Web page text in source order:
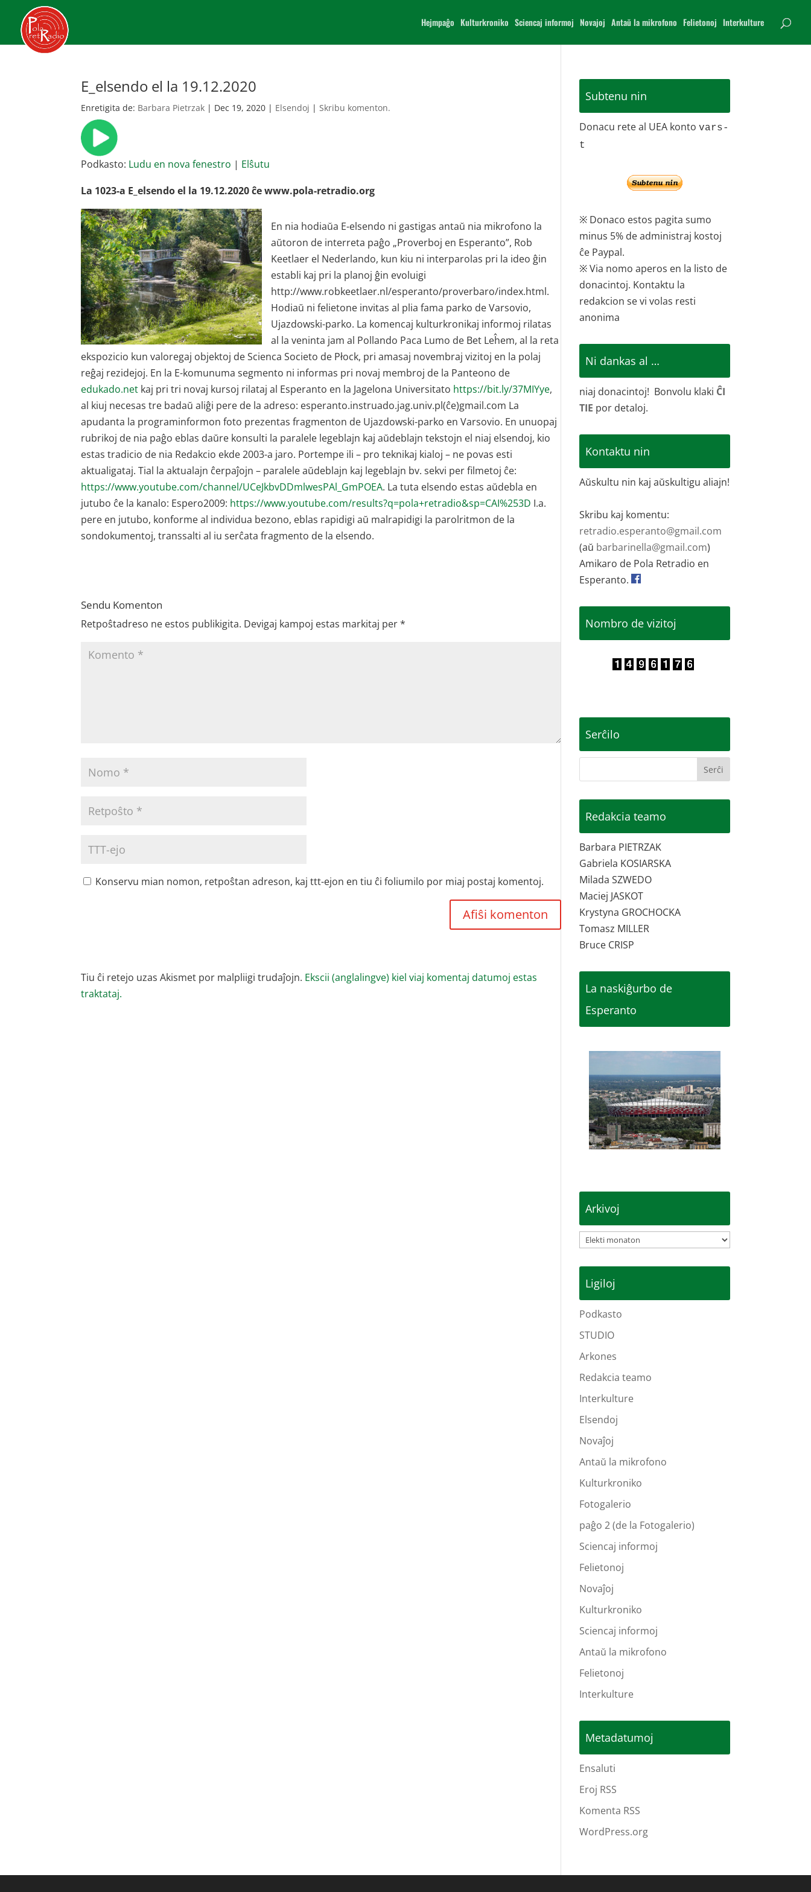
Hejmpaĝo Kulturkroniko Sciencaj informoj Novajoj Antaŭ la mikrofono Felietonoj Interkulture
E_elsendo el la 19.12.2020
Enretigita de: Barbara Pietrzak | Dec 19, 2020 | Elsendoj |Skribu komenton.
Podkasto: Ludu en nova fenestro | Elŝutu
La 1023-a E_elsendo el la 19.12.2020 ĉe www.pola-retradio.org
En nia hodiaŭa E-elsendo ni gastigas antaŭ nia mikrofono la
aŭtoron de interreta paĝo „Proverboj en Esperanto”, Rob
Keetlaer el Nederlando, kun kiu ni interparolas pri la ideo ĝin
establi kaj pri la planoj ĝin evoluigi
http://www.robkeetlaer.nl/esperanto/proverbaro/index.html.
Hodiaŭ ni felietone invitas al plia fama parko de Varsovio,
Ujazdowski-parko. La komencaj kulturkronikaj informoj rilatas
al la veninta jam al Pollando Paca Lumo de Bet Leĥem, al la reta
ekspozicio kun valoregaj objektoj de Scienca Societo de Płock, pri amasaj novembraj vizitoj en la polaj
reĝaj rezidejoj. En la E-komunuma segmento ni informas pri novaj membroj de la Panteono de
edukado.net kaj pri tri novaj kursoj rilataj al Esperanto en la Jagelona Universitato https://bit.ly/37MIYye,
al kiuj necesas tre badaŭ aliĝi pere de la adreso: esperanto.instruado.jag.univ.pl(ĉe)gmail.com La
apudanta la programinformon foto prezentas fragmenton de Ujazdowski-parko en Varsovio. En unuopaj
rubrikoj de nia paĝo eblas daŭre konsulti la paralele legeblajn kaj aŭdeblajn tekstojn el niaj elsendoj, kio
estas tradicio de nia Redakcio ekde 2003-a jaro. Portempe ili – pro teknikaj kialoj – ne povas esti
aktualigataj. Tial la aktualajn ĉerpaĵojn – paralele aŭdeblajn kaj legeblajn bv. sekvi per filmetoj ĉe:
https://www.youtube.com/channel/UCeJkbvDDmlwesPAl_GmPOEA. La tuta elsendo estas aŭdebla en
jutubo ĉe la kanalo: Espero2009: https://www.youtube.com/results?q=pola+retradio&sp=CAI%253D I.a.
pere en jutubo, konforme al individua bezono, eblas rapidigi aŭ malrapidigi la parolritmon de la
sondokumentoj, transsalti al iu serĉata fragmento de la elsendo.
Sendu Komenton
Retpoŝtadreso ne estos publikigita. Devigaj kampoj estas markitaj per*
Konservu mian nomon, retpoŝtan adreson, kaj ttt-ejon en tiu ĉi foliumilo por miaj postaj komentoj.
Tiu ĉi retejo uzas Akismet por malpliigi trudaĵojn. Ekscii (anglalingve) kiel viaj komentaj datumoj estas
traktataj.
Subtenu nin
Donacu rete al UEA kontovars-
t
※ Donaco estos pagita sumo
minus 5% de administraj kostoj
ĉe Paypal.
※ Via nomo aperos en la listo de
donacintoj. Kontaktu la
redakcion se vi volas resti
anonima
Ni dankas al …
niaj donacintoj! Bonvolu klaki ĈI
TIE por detaloj.
Kontaktu nin
Aŭskultu nin kaj aŭskultigu aliajn!
Skribu kaj komentu:
retradio.esperanto@gmail.com
(aŭ barbarinella@gmail.com)
Amikaro de Pola Retradio en
Esperanto.
Nombro de vizitoj
Serĉilo
Redakcia teamo
Barbara PIETRZAK
Gabriela KOSIARSKA
Milada SZWEDO
Maciej JASKOT
Krystyna GROCHOCKA
Tomasz MILLER
Bruce CRISP
La naskiĝurbo de
Esperanto
Arkivoj
Arkivoj
Ligiloj
Podkasto
STUDIO
Arkones
Redakcia teamo
Interkulture
Elsendoj
Novaĵoj
Antaŭ la mikrofono
Kulturkroniko
Fotogalerio
paĝo 2 (de la Fotogalerio)
Sciencaj informoj
Felietonoj
Novaĵoj
Kulturkroniko
Sciencaj informoj
Antaŭ la mikrofono
Felietonoj
Interkulture
Metadatumoj
Ensaluti
Eroj RSS
Komenta RSS
WordPress.org